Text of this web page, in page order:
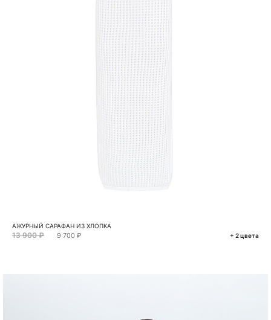
АЖУРНЫЙ САРАФАН ИЗ ХЛОПКА
13 900 ₽ 9 700 ₽ + 2 цвета